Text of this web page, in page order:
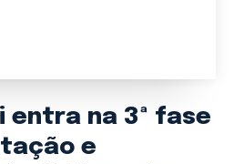
entra na 3ª fase
e